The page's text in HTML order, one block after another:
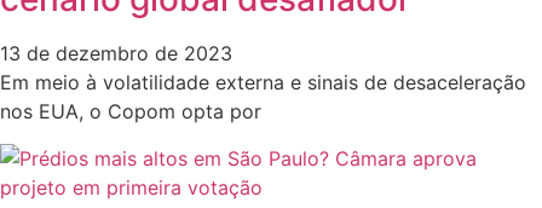
13 de dezembro de 2023
Em meio à volatilidade externa e sinais de desaceleração
nos EUA, o Copom opta por